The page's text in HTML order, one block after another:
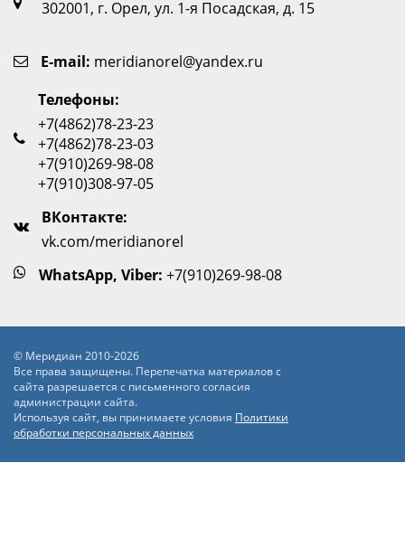
302001, г. Орел, ул. 1-я Посадская, д. 15
E-mail: meridianorel@yandex.ru
Телефоны:
+7(4862)78-23-23
+7(4862)78-23-03
+7(910)269-98-08
+7(910)308-97-05
ВКонтакте:
vk.com/meridianorel
WhatsApp, Viber: +7(910)269-98-08
© Меридиан 2010-2026
Все права защищены. Перепечатка материалов с
сайта разрешается с письменного согласия
администрации сайта.
Используя сайт, вы принимаете условия Политики
обработки персональных данных